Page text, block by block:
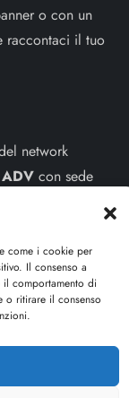
come i cookie per
Il consenso a
comportamento di
o ritirare il consenso
o con un
raccontaci il tuo
network
con sede
Cerca